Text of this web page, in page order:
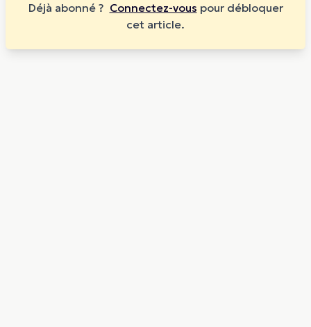
Déjà abonné ? Connectez-vous pour débloquer
cet article.